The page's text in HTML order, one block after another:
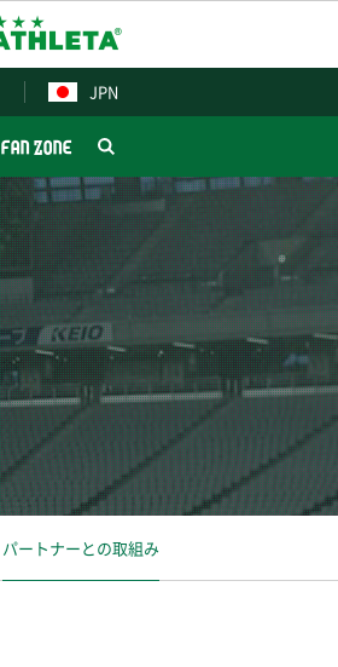
JPN
FAN ZONE
パートナーとの取組み